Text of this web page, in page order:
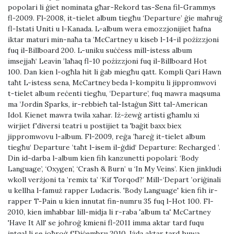
popolari li ġiet nominata għar-Rekord tas-Sena fil-Grammys
fl-2009. Fl-2008, it-tielet album tiegħu ‘Departure’ ġie maħruġ
fl-Istati Uniti u l-Kanada. L-album wera emozzjonijiet ħafna
iktar maturi min-naħa ta ’McCartney u kiseb l-14-il pożizzjoni
fuq il-Billboard 200. L-uniku suċċess mill-istess album
imsejjaħ‘ Leavin ’laħaq fl-10 pożizzjoni fuq il-Billboard Hot
100. Dan kien l-ogħla hit li ġab miegħu qatt. Kompli Qari Hawn
taħt L-istess sena, McCartney beda l-kompitu li jippromwovi
t-tielet album reċenti tiegħu, ‘Departure’, fuq mawra maqsuma
ma ’Jordin Sparks, ir-rebbieħ tal-Istaġun Sitt tal-American
Idol. Kienet mawra twila xahar. Iż-żewġ artisti għamlu xi
wirjiet f'diversi teatri u postijiet ta 'baġit baxx biex
jippromwovu l-album. Fl-2009, reġa ’ħareġ it-tielet album
tiegħu‘ Departure ’taħt l-isem il-ġdid‘ Departure: Recharged ’.
Din id-darba l-album kien fih kanzunetti popolari: ‘Body
Language’, ‘Oxygen’, ‘Crash & Burn’ u ‘In My Veins’. Kien jinkludi
wkoll verżjoni ta ’remix ta’ ‘Kif Torqod?’ Mill-‘Depart ’oriġinali
u kellha l-famuż rapper Ludacris. 'Body Language' kien fih ir-
rapper T-Pain u kien innutat fin-numru 35 fuq l-Hot 100. Fl-
2010, kien imħabbar lill-midja li r-raba 'album ta' McCartney
'Have It All' se joħroġ kmieni fl-2011 imma aktar tard fuqu